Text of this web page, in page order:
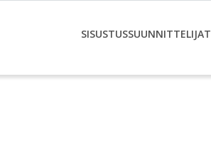
SISUSTUSSUUNNITTELIJAT